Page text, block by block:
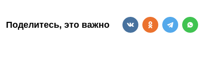
Поделитесь, это важно